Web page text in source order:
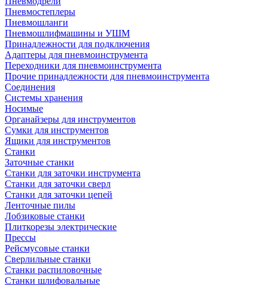
Пневмостеплеры
Пневмошланги
Пневмошлифмашины и УШМ
Принадлежности для подключения
Адаптеры для пневмоинструмента
Переходники для пневмоинструмента
Прочие принадлежности для пневмоинструмента
Соединения
Системы хранения
Носимые
Органайзеры для инструментов
Сумки для инструментов
Ящики для инструментов
Станки
Заточные станки
Станки для заточки инструмента
Станки для заточки сверл
Станки для заточки цепей
Ленточные пилы
Лобзиковые станки
Плиткорезы электрические
Прессы
Рейсмусовые станки
Сверлильные станки
Станки распиловочные
Станки шлифовальные